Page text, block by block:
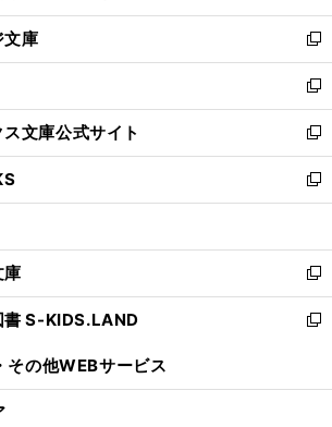
開
く
ウ
で
開
く
ン
ド
ウ
で
開
く
し
い
ウ
ィ
ン
ド
ウ
で
開
文庫
新
し
い
ウ
ィ
ン
ド
ウ
開
く
新
し
い
ウ
ィ
ン
ウ
で
開
く
文庫公式サイト
新
し
い
ウ
ン
ド
ウ
で
新
し
ウ
ィ
ン
ド
開
庫
新
し
い
ン
書 S-KIDS.LAND
新
ウ
その他WEBサービス